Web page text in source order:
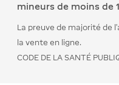
mineurs de moins de
La preuve de majorité de
la vente en ligne.
CODE DE LA SANTÉ